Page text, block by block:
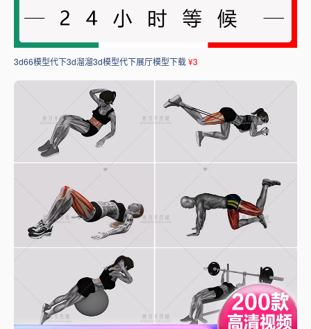
3d66模型代下3d溜溜3d模型代下展厅模型下载¥3